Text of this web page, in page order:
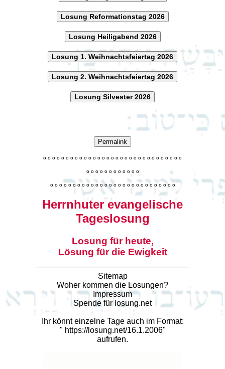
Losung Reformationstag 2026
Losung Heiligabend 2026
Losung 1. Weihnachtsfeiertag 2026
Losung 2. Weihnachtsfeiertag 2026
Losung Silvester 2026
Permalink
o o o o o o o o o o o o o o o o o o o o o o o o o o o o o o o
o o o o o o o o o o o o
o o o o o o o o o o o o o o o o o o o o o o o o o o o o
Herrnhuter evangelische
Tageslosung
Losung für heute,
Lösung für die Ewigkeit
Sitemap
Woher kommen die Losungen?
Impressum
Spende für losung.net
Ihr könnt einzelne Tage auch im Format:
" https://losung.net/16.1.2006"
aufrufen.